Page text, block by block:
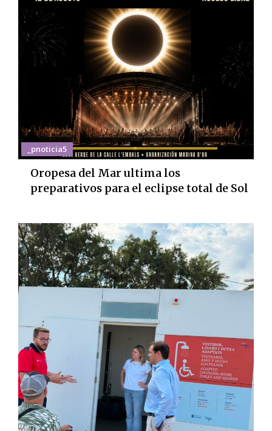
_pnoticia5
Oropesa del Mar ultima los
preparativos para el eclipse total de Sol